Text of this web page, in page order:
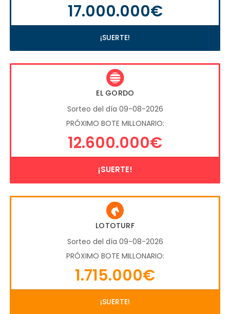
17.000.000€
¡SUERTE!
EL GORDO
Sorteo del día 09-08-2026
PRÓXIMO BOTE MILLONARIO:
12.600.000€
¡SUERTE!
LOTOTURF
Sorteo del día 09-08-2026
PRÓXIMO BOTE MILLONARIO:
1.715.000€
¡SUERTE!